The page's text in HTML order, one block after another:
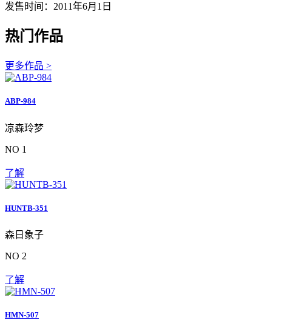
发售时间：2011年6月1日
热门作品
更多作品 >
ABP-984
凉森玲梦
NO 1
了解
HUNTB-351
森日象子
NO 2
了解
HMN-507